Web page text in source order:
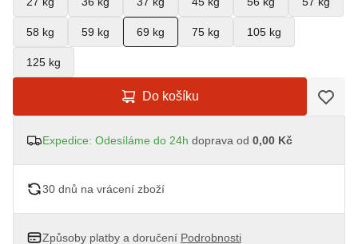
58 kg 59 kg 69 kg 75 kg 105 kg
125 kg
Do košíku
Expedice: Odesíláme do 24h doprava od 0,00 Kč
30 dnů na vrácení zboží
Způsoby platby a doručení Podrobnosti